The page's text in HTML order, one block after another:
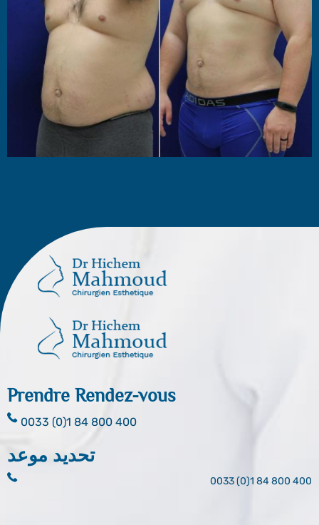
Prendre Rendez-vous
0033 (0)1 84 800 400
تحديد موعد
0033 (0)1 84 800 400